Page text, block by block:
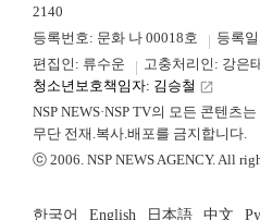
2140
등록번호: 문화 나 00018호
등록
편집인: 류수운
고충처리인: 강은
청소년보호책임자: 김승철 launch
NSP NEWS·NSP TV의 모든 콘텐츠
무단 전재.복사.배포를 금지합니다.
ⓒ 2006. NSP NEWS AGENCY. All
한국어 English 日本語 中文